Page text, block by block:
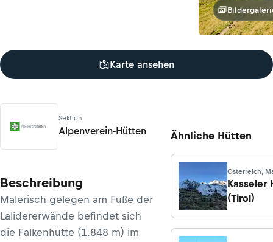
Karte ansehen
Sektion
Alpenverein-Hütten
Beschreibung
Malerisch gelegen am Fuße der
Lalidererwände befindet sich
die Falkenhütte (1.848 m) im
Ähnliche Hütten
Österreich,
Kasseler
(Tirol)